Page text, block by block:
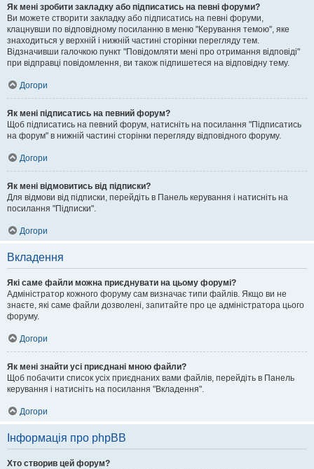
Як мені зробити закладку або підписатись на певні форуми?
Ви можете створити закладку або підписатись на певні форуми,
клацнувши по відповідному посиланню в меню "Керування темою", яке
знаходиться у верхній і нижній частині сторінки перегляду тем.
Відзначивши галочкою пункт "Повідомляти мені про отримання відповіді"
при відправці повідомлення, ви також підпишетеся на відповідну тему.
Догори
Як мені підписатись на певний форум?
Щоб підписатись на певний форум, натисніть на посилання "Підписатись
на форум" в нижній частині сторінки перегляду відповідного форуму.
Догори
Як мені відмовитись від підписки?
Для відмови від підписки, перейдіть в Панель керування і натисніть на
посилання "Підписки".
Догори
Вкладення
Які саме файли можна приєднувати на цьому форумі?
Адміністратор кожного форуму сам визначає типи файлів. Якщо ви не
знаєте, які саме файли дозволені, запитайте про це адміністратора цього
форуму.
Догори
Як мені знайти усі приєднані мною файли?
Щоб побачити список усіх приєднаних вами файлів, перейдіть в Панель
керування і натисніть на посилання "Вкладення".
Догори
Інформація про phpBB
Хто створив цей форум?